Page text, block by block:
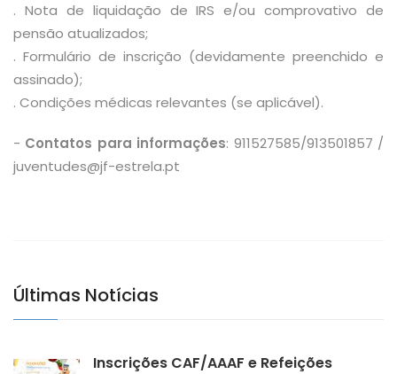
. Nota de liquidação de IRS e/ou comprovativo de
pensão atualizados;
. Formulário de inscrição (devidamente preenchido e
assinado);
. Condições médicas relevantes (se aplicável).
- Contatos para informações: 911527585/913501857 /
juventudes@jf-estrela.pt
Últimas Notícias
Inscrições CAF/AAAF e Refeições